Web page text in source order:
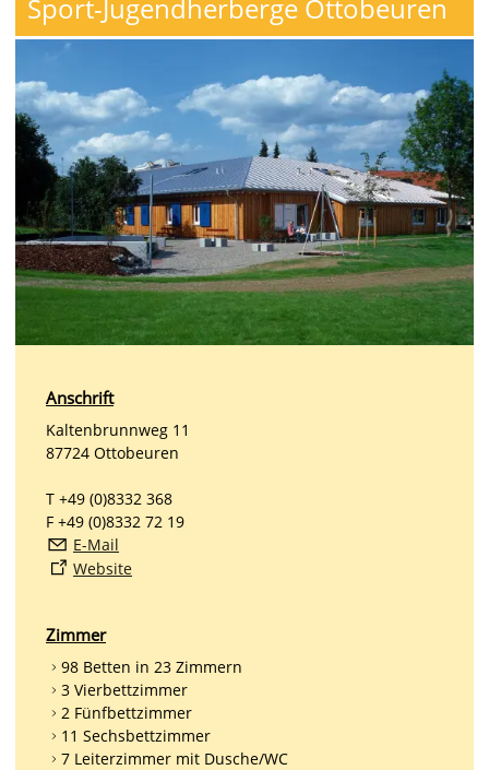
Sport-Jugendherberge Ottobeuren
Anschrift
Kaltenbrunnweg 11
87724 Ottobeuren
T +49 (0)8332 368
F +49 (0)8332 72 19
E-Mail
Website
Zimmer
98 Betten in 23 Zimmern
3 Vierbettzimmer
2 Fünfbettzimmer
11 Sechsbettzimmer
7 Leiterzimmer mit Dusche/WC